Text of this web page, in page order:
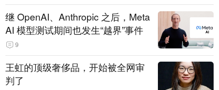
继 OpenAI、Anthropic 之后，Meta
AI 模型测试期间也发生“越界”事件
9
王虹的顶级奢侈品，开始被全网审
判了